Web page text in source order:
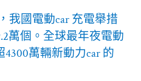
我國電動car 充電舉措
萬個。全球最年夜電動
萬輛新動力car 的